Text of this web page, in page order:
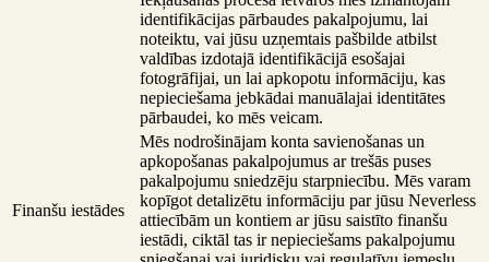
identifikācijas pārbaudes pakalpojumu, lai
noteiktu, vai jūsu uzņemtais pašbilde atbilst
valdības izdotajā identifikācijā esošajai
fotogrāfijai, un lai apkopotu informāciju, kas
nepieciešama jebkādai manuālajai identitātes
pārbaudei, ko mēs veicam.
Finanšu iestādes
Mēs nodrošinājam konta savienošanas un
apkopošanas pakalpojumus ar trešās puses
pakalpojumu sniedzēju starpniecību. Mēs varam
kopīgot detalizētu informāciju par jūsu Neverless
attiecībām un kontiem ar jūsu saistīto finanšu
iestādi, ciktāl tas ir nepieciešams pakalpojumu